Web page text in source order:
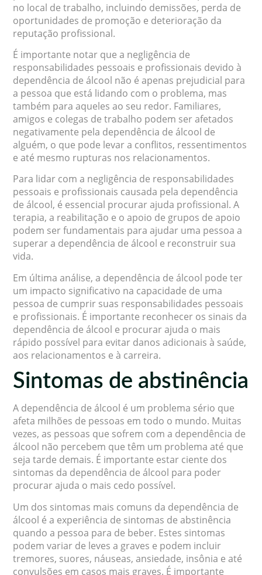
no local de trabalho, incluindo demissões, perda de
oportunidades de promoção e deterioração da
reputação profissional.
É importante notar que a negligência de
responsabilidades pessoais e profissionais devido à
dependência de álcool não é apenas prejudicial para
a pessoa que está lidando com o problema, mas
também para aqueles ao seu redor. Familiares,
amigos e colegas de trabalho podem ser afetados
negativamente pela dependência de álcool de
alguém, o que pode levar a conflitos, ressentimentos
e até mesmo rupturas nos relacionamentos.
Para lidar com a negligência de responsabilidades
pessoais e profissionais causada pela dependência
de álcool, é essencial procurar ajuda profissional. A
terapia, a reabilitação e o apoio de grupos de apoio
podem ser fundamentais para ajudar uma pessoa a
superar a dependência de álcool e reconstruir sua
vida.
Em última análise, a dependência de álcool pode ter
um impacto significativo na capacidade de uma
pessoa de cumprir suas responsabilidades pessoais
e profissionais. É importante reconhecer os sinais da
dependência de álcool e procurar ajuda o mais
rápido possível para evitar danos adicionais à saúde,
aos relacionamentos e à carreira.
Sintomas de abstinência
A dependência de álcool é um problema sério que
afeta milhões de pessoas em todo o mundo. Muitas
vezes, as pessoas que sofrem com a dependência de
álcool não percebem que têm um problema até que
seja tarde demais. É importante estar ciente dos
sintomas da dependência de álcool para poder
procurar ajuda o mais cedo possível.
Um dos sintomas mais comuns da dependência de
álcool é a experiência de sintomas de abstinência
quando a pessoa para de beber. Estes sintomas
podem variar de leves a graves e podem incluir
tremores, suores, náuseas, ansiedade, insônia e até
convulsões em casos mais graves. É importante